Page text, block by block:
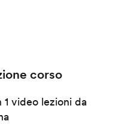
corso
video lezioni da